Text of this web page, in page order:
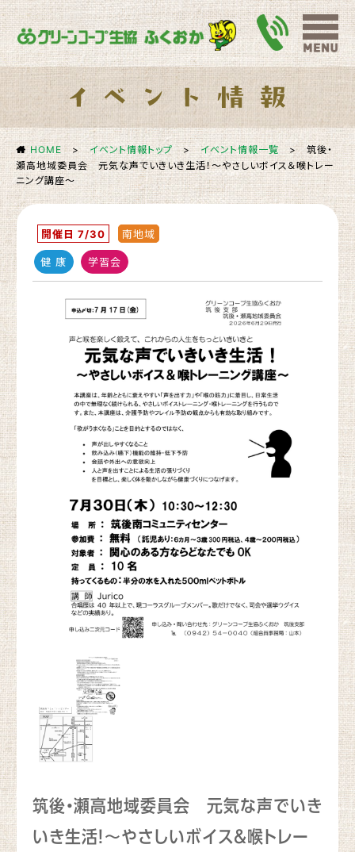
HOME >イベント情報トップ >イベント情報一覧> 筑後・
瀬高地域委員会 元気な声でいきいき生活！～やさしいボイス＆喉トレー
ニング講座～
開催日 7/30 南地域
健 康 学習会
筑後・瀬高地域委員会 元気な声でいき
いき生活！～やさしいボイス＆喉トレー